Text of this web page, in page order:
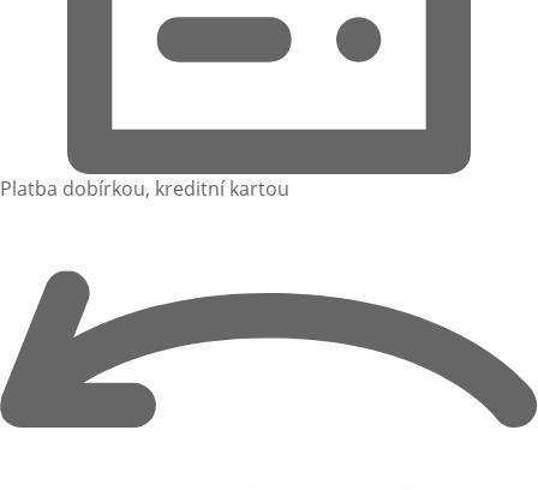
Platba dobírkou, kreditní kartou